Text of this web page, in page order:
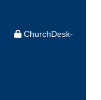
ChurchDesk-